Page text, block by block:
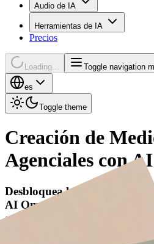
Audio de IA
Herramientas de IA
Precios
Loading... Toggle navigation
es
Toggle theme
Creación de
Agenciales con
Desbloquea la creación de
AI Omnigen, una plataforma
agenciales que cuenta con
la generación de videos, la